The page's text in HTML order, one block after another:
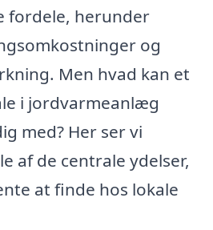
fordele, herunder
og
Men hvad kan et
i jordvarmeanlæg
med? Her ser vi
af de centrale ydelser,
at finde hos lokale